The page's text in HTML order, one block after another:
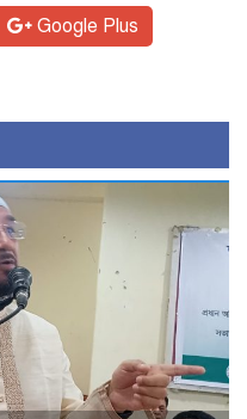
Google Plus